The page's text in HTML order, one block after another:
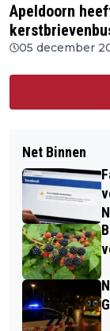
Apeldoorn
05 december
Net Binnen